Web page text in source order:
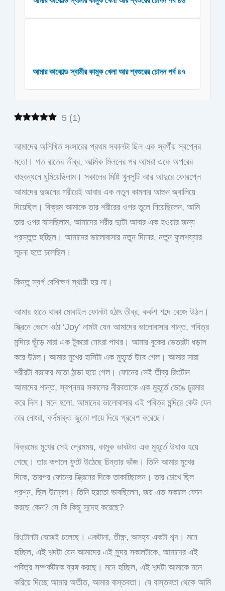
আমার কাকোল্ড স্বামীর কামুক খেলা আর শ্বশুরের চোদন পর্ব ৪৭
5 (1)
আমাদের অলিখিত সংসারের প্রথম সকালটা ছিল এক স্বর্গীয় স্বপ্নের
মতো। গত রাতের তীব্র, আত্মিক মিলনের পর আমরা একে অপরের
বাহুবন্ধনে ঘুমিয়েছিলাম। সকালের মিষ্টি খুনসুটি আর আদুরে ফোরপ্লে
আমাদের দুজনের শরীরেই আবার এক নতুন কামনার আগুন জ্বালিয়ে
দিয়েছিল। বিক্রম আমাকে তার শরীরের ওপর তুলে নিয়েছিলেন, আমি
তার ওপর বসেছিলাম, আমাদের শরীর দুটো আবার এক হওয়ার জন্য
প্রস্তুত হচ্ছিল। আমাদের ভালোবাসার নতুন দিনের, নতুন ফুলশয্যার
সূচনা হতে চলেছিল।
কিন্তু স্বর্গ বেশিক্ষণ স্থায়ী হয় না।
আমার হাতে থাকা মোবাইল ফোনটা হঠাৎ তীব্র, কর্কশ শব্দে বেজে উঠল।
স্ক্রিনে ভেসে ওঠা ‘Joy’ নামটা যেন আমাদের ভালোবাসার শান্ত, পবিত্র
মন্দিরে ছুঁড়ে মারা এক টুকরো নোংরা পাথর। আমার বুকের ভেতরটা ধড়াস
করে উঠল। আমার মুখের হাসিটা এক মুহূর্তে উবে গেল। আমার সারা
শরীরটা বরফের মতো ঠান্ডা হয়ে গেল। ফোনের সেই তীব্র রিংটোন
আমাদের শান্ত, স্বপ্নময় সকালের নীরবতাকে এক মুহূর্তে ভেঙে চুরমার
করে দিল। মনে হলো, আমাদের ভালোবাসার এই পবিত্র মন্দিরে কেউ যেন
তার নোংরা, কর্দমাক্ত জুতো পায়ে দিয়ে প্রবেশ করেছে।
বিক্রমের মুখের সেই প্রেমময়, কামুক ভাবটাও এক মুহূর্তে উধাও হয়ে
গেছে। তার কপালে ফুটে উঠেছে চিন্তার ভাঁজ। তিনি আমার মুখের
দিকে, তারপর ফোনের স্ক্রিনের দিকে তাকাচ্ছিলেন। তার চোখে ছিল
প্রশ্ন, ছিল উদ্বেগ। তিনি হয়তো ভাবছিলেন, জয় এত সকালে ফোন
করছে কেন? সে কি কিছু সন্দেহ করেছে?
রিংটোনটা বেজেই চলেছে। একটানা, তীক্ষ্ণ, অসহ্য একটা শব্দ। মনে
হচ্ছিল, এই শব্দটা যেন আমাদের এই সুন্দর সকালটাকে, আমাদের এই
পবিত্র সম্পর্কটাকে ব্যঙ্গ করছে। মনে হচ্ছিল, এই শব্দটা আমাকে মনে
করিয়ে দিচ্ছে আমার অতীত, আমার বাস্তবতা। যে বাস্তবতা থেকে আমি